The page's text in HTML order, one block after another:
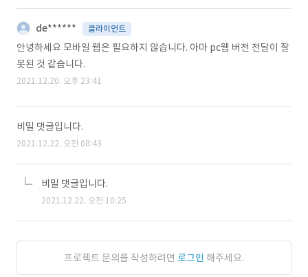
de****** 클라이언트
안녕하세요 모바일 웹은 필요하지 않습니다. 아마 pc웹 버전 전달이 잘
못된 것 같습니다.
2021.12.20. 오후 23:41
비밀 댓글입니다.
2021.12.22. 오전 08:43
비밀 댓글입니다.
2021.12.22. 오전 10:25
프로젝트 문의를 작성하려면 로그인 해주세요.